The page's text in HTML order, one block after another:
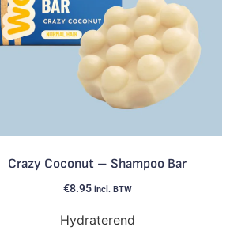
Crazy Coconut – Shampoo Bar
€8.95 incl. BTW
Hydraterend